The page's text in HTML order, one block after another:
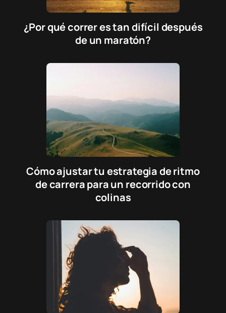
¿Por qué correr es tan difícil después
de un maratón?
Cómo ajustar tu estrategia de ritmo
de carrera para un recorrido con
colinas